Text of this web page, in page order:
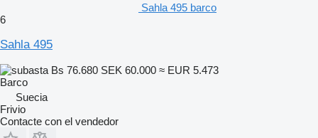
Sahla 495 barco
6
Sahla 495
Bs 76.680 SEK 60.000 ≈ EUR 5.473
Barco
Suecia
Frivio
Contacte con el vendedor